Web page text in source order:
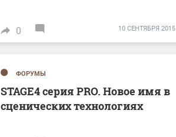
0 10 СЕНТЯБРЯ 2015
ФОРУМЫ
STAGE4 серия PRO. Новое имя в
сценических технологиях